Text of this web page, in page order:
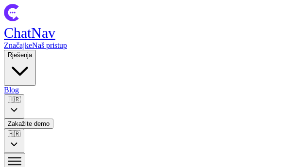
ChatNav
ZnačajkeNaš pristup
Rješenja
Blog
🇭🇷
Zakažite demo
🇭🇷